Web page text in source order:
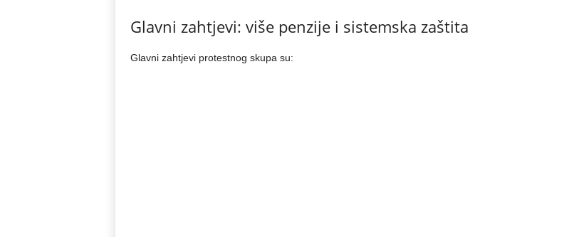
Glavni zahtjevi: više penzije i sistemska zaštita
Glavni zahtjevi protestnog skupa su: